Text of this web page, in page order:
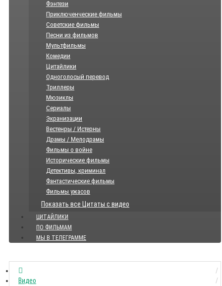
Фэнтези
Приключенческие фильмы
Советские фильмы
Песни из фильмов
Мультфильмы
Комедии
Цитайлики
Одноголосый перевод
Триллеры
Мюзиклы
Сериалы
Экранизации
Вестенры / Истерны
Драмы / Мелодрамы
Фильмы о войне
Исторические фильмы
Детективы, криминал
Фантастические фильмы
Фильмы ужасов
Показать все Цитаты с видео
ЦИТАЙЛИКИ
ПО ФИЛЬМАМ
МЫ В ТЕЛЕГРАММЕ
Видео